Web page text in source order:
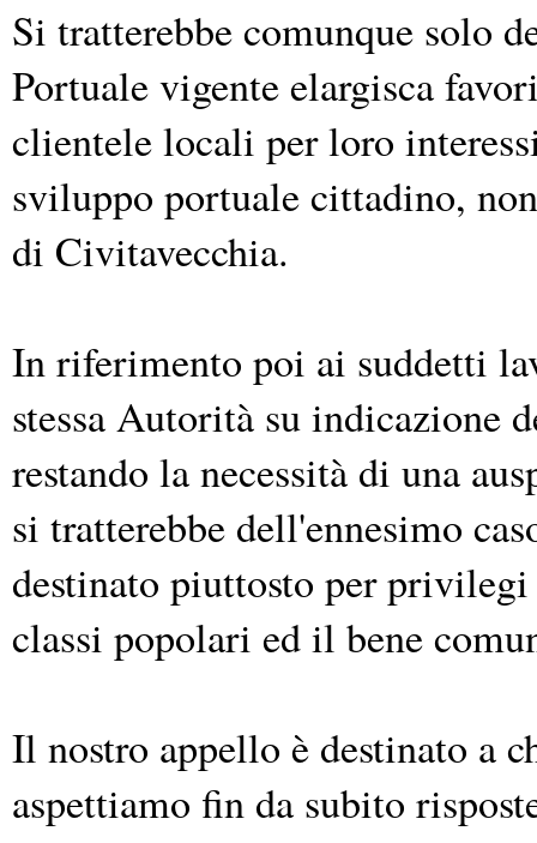
Si tratterebbe comunque solo
Portuale vigente elargisca
clientele locali per loro
sviluppo portuale cittadino,
di Civitavecchia.
In riferimento poi ai suddetti
stessa Autorità su indicazione
restando la necessità di una
si tratterebbe dell'ennesimo
destinato piuttosto per
classi popolari ed il bene
Il nostro appello è destinato a
aspettiamo fin da subito